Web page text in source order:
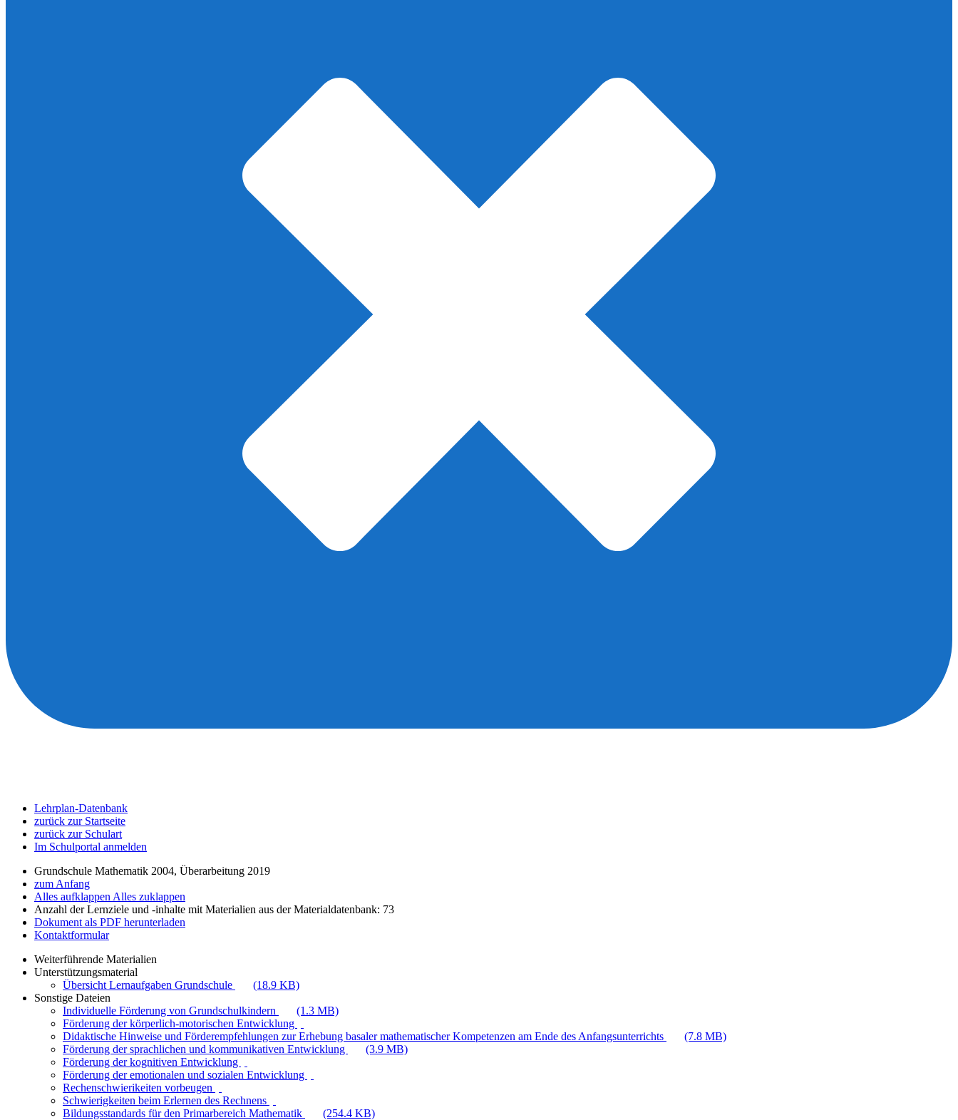
Lehrplan-Datenbank
zurück zur Startseite
zurück zur Schulart
Im Schulportal anmelden
Grundschule Mathematik 2004, Überarbeitung 2019
zum Anfang
Alles aufklappen Alles zuklappen
Anzahl der Lernziele und -inhalte mit Materialien aus der Materialdatenbank: 73
Dokument als PDF herunterladen
Kontaktformular
Weiterführende Materialien
Unterstützungsmaterial
Übersicht Lernaufgaben Grundschule
(18.9 KB)
Sonstige Dateien
Individuelle Förderung von Grundschulkindern
(1.3 MB)
Förderung der körperlich-motorischen Entwicklung
Didaktische Hinweise und Förderempfehlungen zur Erhebung basaler mathematischer Kompetenzen am Ende des Anfangsunterrichts
(7.8 MB)
Förderung der sprachlichen und kommunikativen Entwicklung
(3.9 MB)
Förderung der kognitiven Entwicklung
Förderung der emotionalen und sozialen Entwicklung
Rechenschwierikeiten vorbeugen
Schwierigkeiten beim Erlernen des Rechnens
Bildungsstandards für den Primarbereich Mathematik
(254.4 KB)